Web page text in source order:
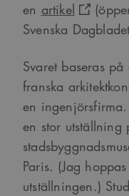
en artikel
Svenska
Svaret baseras
franska
en
en stor utställning
Paris. (Jag
utställningen.)